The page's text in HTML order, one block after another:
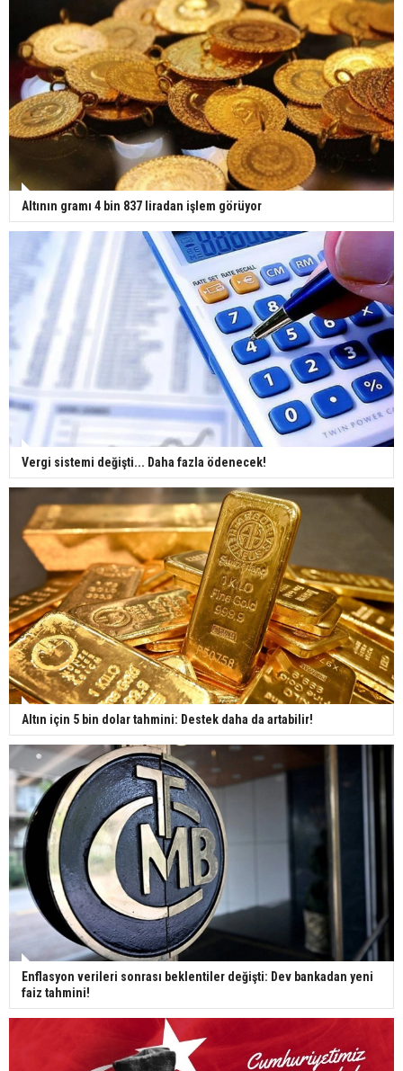
Altının gramı 4 bin 837 liradan işlem görüyor
Vergi sistemi değişti... Daha fazla ödenecek!
Altın için 5 bin dolar tahmini: Destek daha da artabilir!
Enflasyon verileri sonrası beklentiler değişti: Dev bankadan yeni
faiz tahmini!